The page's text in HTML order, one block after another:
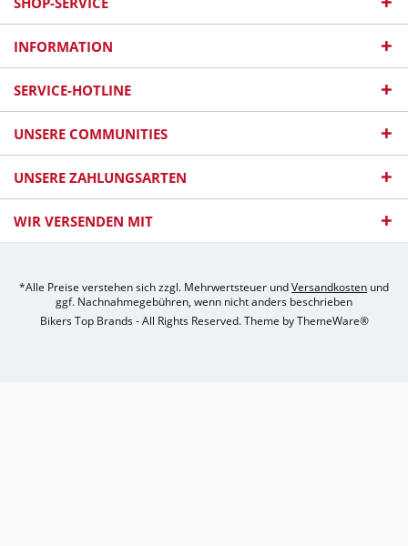
INFORMATION
SERVICE-HOTLINE
UNSERE COMMUNITIES
UNSERE ZAHLUNGSARTEN
WIR VERSENDEN MIT
*Alle Preise verstehen sich zzgl. Mehrwertsteuer undVersandkosten und
ggf. Nachnahmegebühren, wenn nicht anders beschrieben
Bikers Top Brands - All Rights Reserved. Theme byThemeWare®